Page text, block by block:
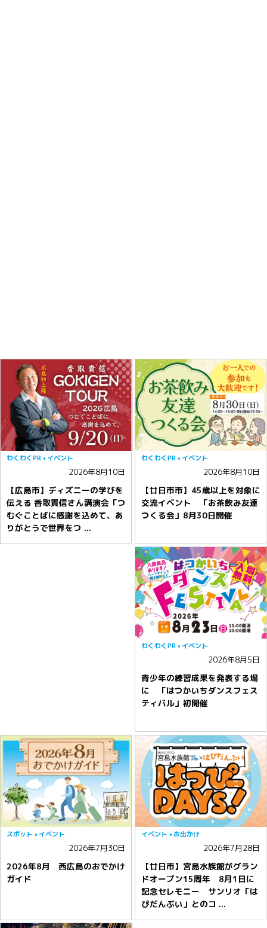
2026年8月10日
【広島市】ディズニーの学びを
伝える 香取貴信さん講演会「つ
むぐことばに感謝を込めて、あ
りがとうで世界をつ ...
わくわくPR イベント
2026年8月10日
【廿日市市】45歳以上を対象に
交流イベント 「お茶飲み友達
つくる会」8月30日開催
わくわくPR イベント
2026年8月5日
青少年の練習成果を発表する場
に 「はつかいちダンスフェス
ティバル」初開催
わくわくPR イベント
2026年7月30日
2026年8月 西広島のおでかけ
ガイド
スポット イベント
2026年7月28日
【廿日市】宮島水族館がグラン
ドオープン15周年 8月1日に
記念セレモニー サンリオ「は
ぴだんぶい」とのコ ...
イベント お出かけ